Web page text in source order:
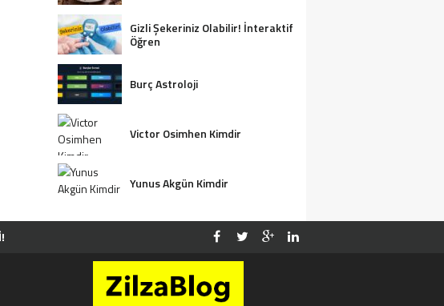
Gizli Şekeriniz Olabilir! İnteraktif
Öğren
Burç Astroloji
Victor Osimhen Kimdir
Yunus Akgün Kimdir